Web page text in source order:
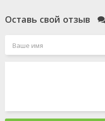
Оставь свой отзыв